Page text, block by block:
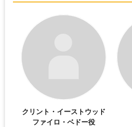
クリント・イーストウッド
ファイロ・ベドー役